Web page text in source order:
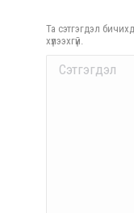
Та сэтгэгдэл
хүлээхгүй.
Comment